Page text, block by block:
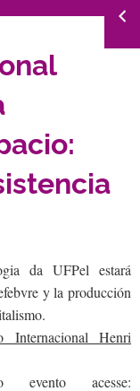
da UFPel estará
y la producción
Internacional Henri
acesse: